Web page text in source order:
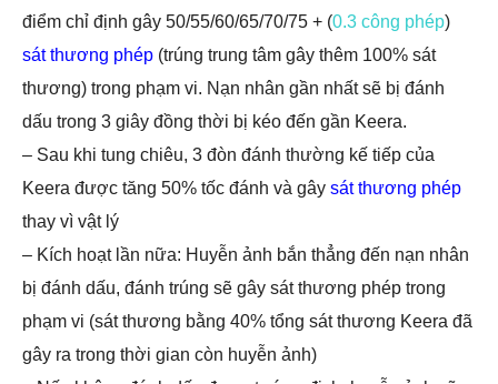
điểm chỉ định gây 50/55/60/65/70/75 + (0.3 công phép)
sát thương phép (trúng trung tâm gây thêm 100% sát
thương) trong phạm vi. Nạn nhân gần nhất sẽ bị đánh
dấu trong 3 giây đồng thời bị kéo đến gần Keera.
– Sau khi tung chiêu, 3 đòn đánh thường kế tiếp của
Keera được tăng 50% tốc đánh và gây sát thương phép
thay vì vật lý
– Kích hoạt lần nữa: Huyễn ảnh bắn thẳng đến nạn nhân
bị đánh dấu, đánh trúng sẽ gây sát thương phép trong
phạm vi (sát thương bằng 40% tổng sát thương Keera đã
gây ra trong thời gian còn huyễn ảnh)